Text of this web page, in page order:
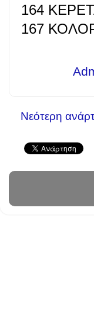
164
167
Νεότερη